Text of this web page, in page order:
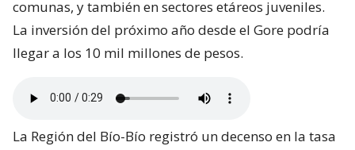
comunas, y también en sectores etáreos juveniles.
La inversión del próximo año desde el Gore podría
llegar a los 10 mil millones de pesos.
La Región del Bío-Bío registró un decenso en la tasa